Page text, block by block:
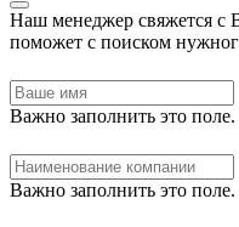
Наш менеджер свяжется с
поможет с поиском
Важно заполнить это поле.
Важно заполнить это поле.